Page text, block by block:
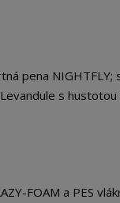
pena
s
FOAM a PES